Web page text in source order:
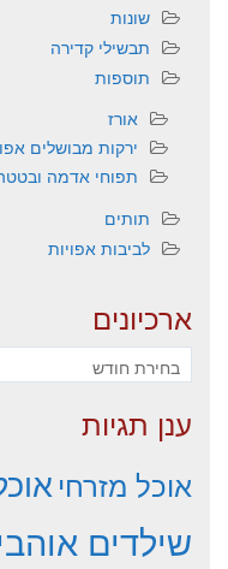
שונות
תבשילי קדירה
תוספות
אורז
ירקות מבושלים
תפוחי אדמה
תותים
לביבות אפויות
ארכיונים
ענן תגיות
אוכל מזרחי
שילדים